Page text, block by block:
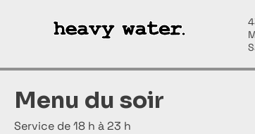
Menu du soir
Service de 18 h à 23 h